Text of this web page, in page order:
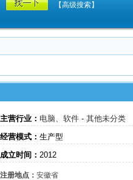
【高级搜索】
主营行业： 电脑、软件 - 其他未分类
经营模式： 生产型
成立时间： 2012
注册地点： 安徽省